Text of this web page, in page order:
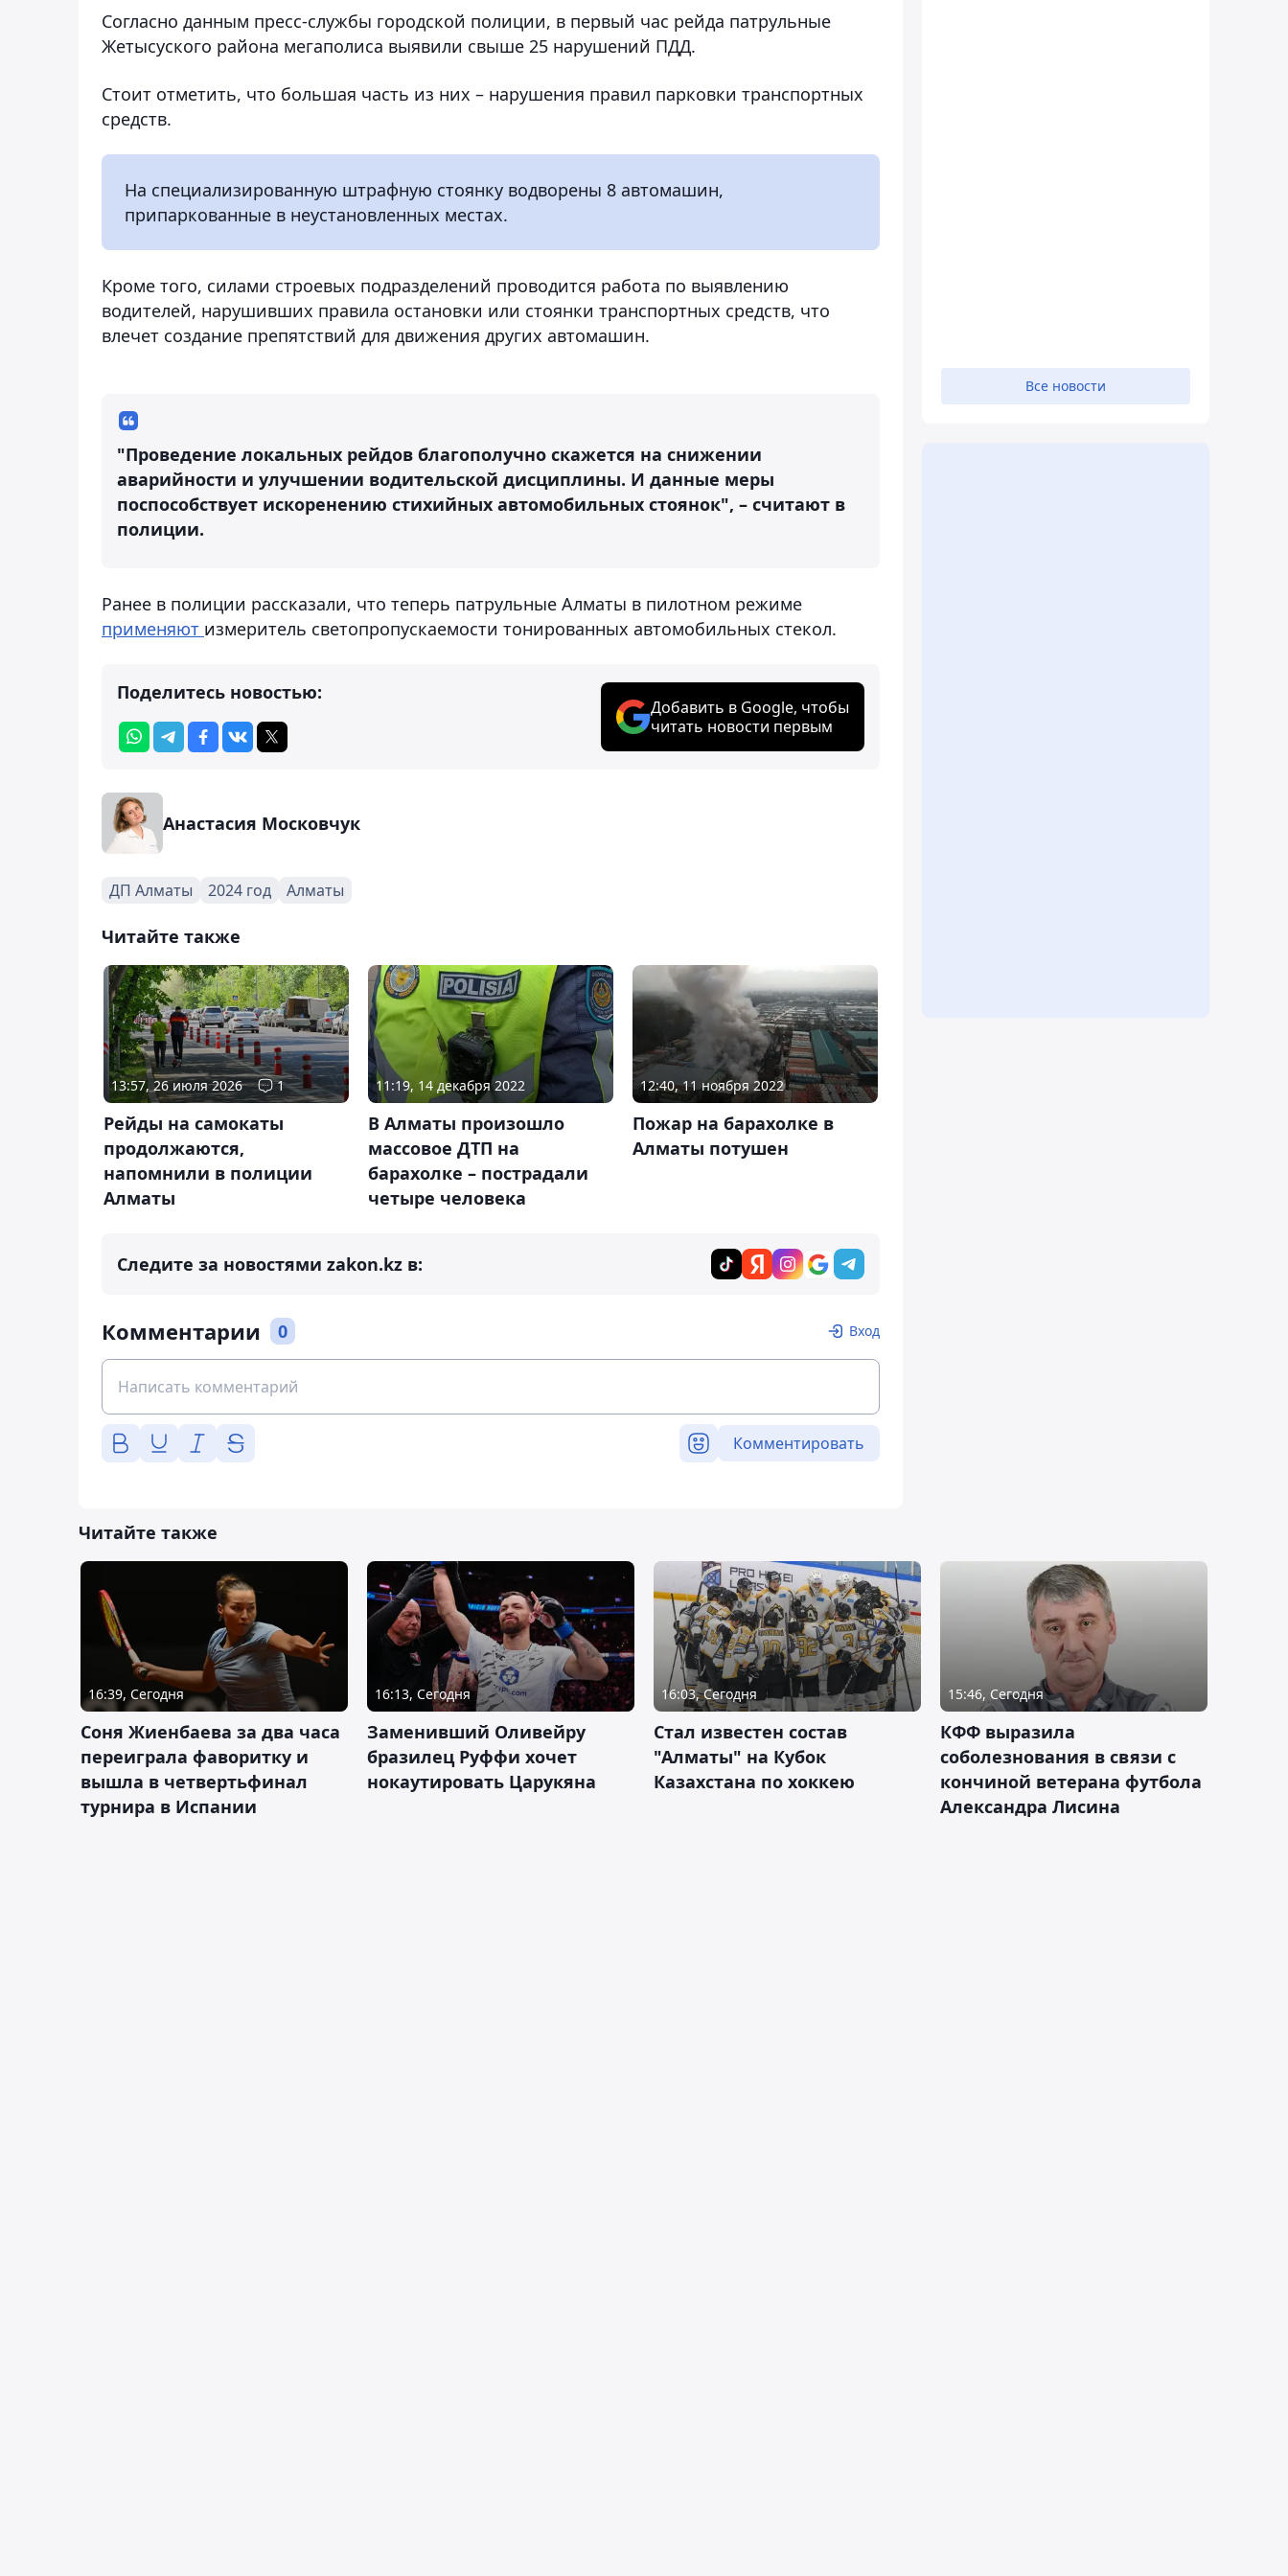
Согласно данным пресс-службы городской полиции, в первый час рейда патрульные
Жетысуского района мегаполиса выявили свыше 25 нарушений ПДД.
Стоит отметить, что большая часть из них – нарушения правил парковки транспортных
средств.
На специализированную штрафную стоянку водворены 8 автомашин,
припаркованные в неустановленных местах.
Кроме того, силами строевых подразделений проводится работа по выявлению
водителей, нарушивших правила остановки или стоянки транспортных средств, что
влечет создание препятствий для движения других автомашин.
"Проведение локальных рейдов благополучно скажется на снижении
аварийности и улучшении водительской дисциплины. И данные меры
поспособствует искоренению стихийных автомобильных стоянок", – считают в
полиции.
Ранее в полиции рассказали, что теперь патрульные Алматы в пилотном режиме
применяют измеритель светопропускаемости тонированных автомобильных стекол.
Поделитесь новостью:
Добавить в Google, чтобы
читать новости первым
Анастасия Московчук
ДП Алматы 2024 год Алматы
Читайте также
13:57, 26 июля 2026 1
Рейды на самокаты
продолжаются,
напомнили в полиции
Алматы
11:19, 14 декабря 2022
В Алматы произошло
массовое ДТП на
барахолке – пострадали
четыре человека
12:40, 11 ноября 2022
Пожар на барахолке в
Алматы потушен
Следите за новостями zakon.kz в:
Комментарии 0 Вход
Комментировать
Все новости
Читайте также
16:39, Сегодня
Соня Жиенбаева за два часа
переиграла фаворитку и
вышла в четвертьфинал
турнира в Испании
16:13, Сегодня
Заменивший Оливейру
бразилец Руффи хочет
нокаутировать Царукяна
16:03, Сегодня
Стал известен состав
"Алматы" на Кубок
Казахстана по хоккею
15:46, Сегодня
КФФ выразила
соболезнования в связи с
кончиной ветерана футбола
Александра Лисина